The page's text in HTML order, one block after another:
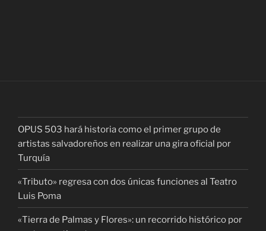
OPUS 503 hará historia como el primer grupo de
artistas salvadoreños en realizar una gira oficial por
Turquía
«Tributo» regresa con dos únicas funciones al Teatro
Luis Poma
«Tierra de Palmas y Flores»: un recorrido histórico por